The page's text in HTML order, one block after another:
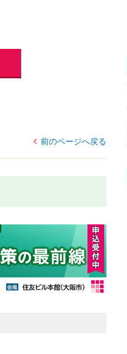
前のページへ戻る